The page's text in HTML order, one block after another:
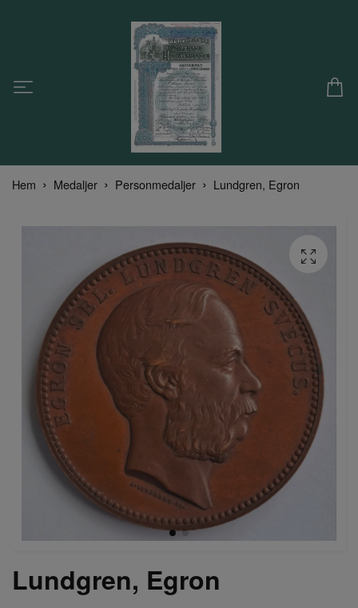
Hem Medaljer Personmedaljer Lundgren, Egron
Lundgren, Egron